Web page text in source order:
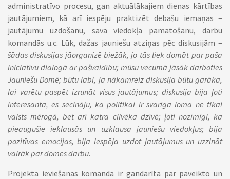
administratīvo procesu, gan aktuālākajiem dienas kārtības
jautājumiem, kā arī iespēju praktizēt debašu iemaņas –
jautājumu uzdošanu, sava viedokļa pamatošanu, darbu
komandās u.c. Lūk, dažas jauniešu atziņas pēc diskusijām –
šādas diskusijas jāorganizē biežāk, jo tās liek domāt par paša
iniciatīvu dialogā ar pašvaldību; mūsu vecumā jāsāk darboties
Jauniešu Domē; būtu labi, ja nākamreiz diskusija būtu garāka,
lai varētu paspēt izrunāt visus jautājumus; diskusija bija ļoti
interesanta, es secināju, ka politikai ir svarīga loma ne tikai
valsts mērogā, bet arī katra cilvēka dzīvē; ļoti nozīmīgi, ka
pieaugušie ieklausās un uzklausa jauniešu viedokļus; bija
pozitīvas emocijas, bija iespēja uzdot jautājumus un uzzināt
vairāk par domes darbu.
Projekta ieviešanas komanda ir gandarīta par paveikto un